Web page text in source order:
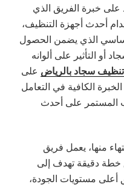
خبرة الفريق الذي
أحدث أجهزة التنظيف،
الذي يضمن الحصول
أو التأثير على ألوانه
سجاد بالرياض على
الكافية في التعامل
المستمر على أحدث
منها، يعمل فريق
دقيقة تهدف إلى
أعلى مستويات الجودة،